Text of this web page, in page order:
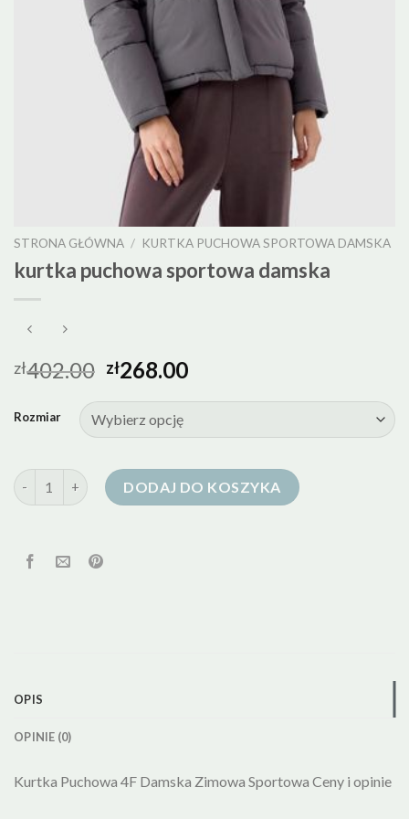
STRONA GŁÓWNA / KURTKA PUCHOWA SPORTOWA DAMSKA
kurtka puchowa sportowa damska
zł402.00 zł268.00
Rozmiar
ilość kurtka puchowa sportowa damska
DODAJ DO KOSZYKA
OPIS
OPINIE (0)
Kurtka Puchowa 4F Damska Zimowa Sportowa Ceny i opinie